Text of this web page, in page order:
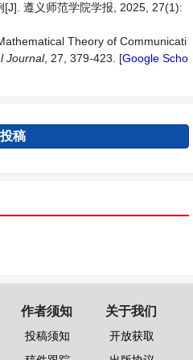
[J]. 遵义师范学院学报, 2025, 27(1):
Theory of Communicati
Journal, 27, 379-423. [Google Scho
投稿
作者须知
投稿须知
关于我们
开放获取